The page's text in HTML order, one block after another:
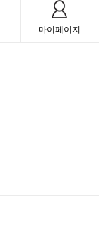
마이페이지